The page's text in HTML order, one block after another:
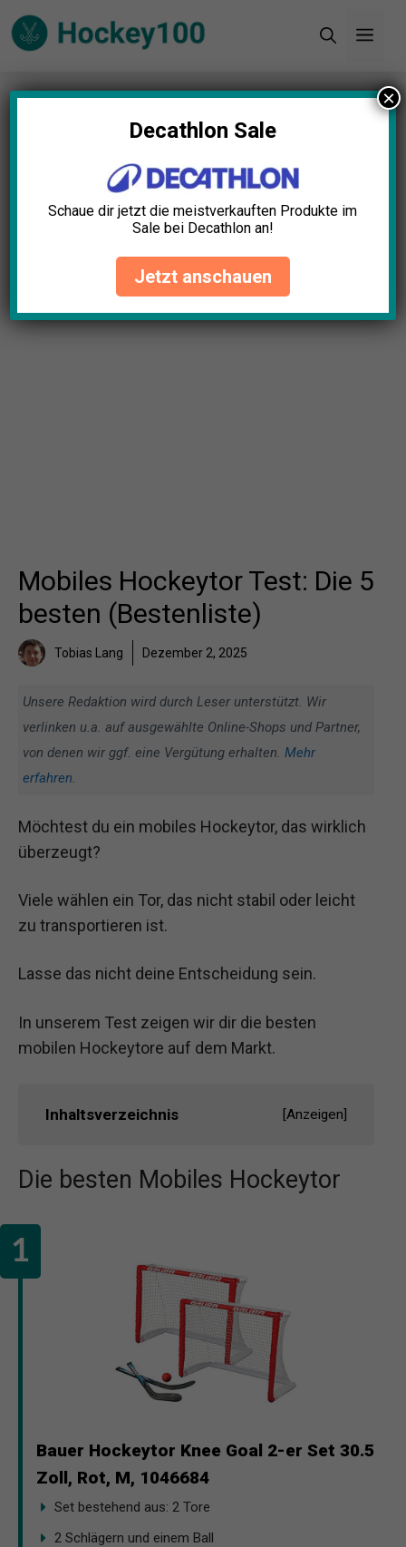
Zum
Inhalt
Startseite»Blog»Mobiles Hockeytor Test: Die 5
besten (Bestenliste)
Mobiles Hockeytor Test: Die 5
besten (Bestenliste)
Tobias Lang Dezember 2, 2025
Unsere Redaktion wird durch Leser unterstützt. Wir
verlinken u.a. auf ausgewählte Online-Shops und Partner,
von denen wir ggf. eine Vergütung erhalten. Mehr
erfahren.
Möchtest du ein mobiles Hockeytor, das wirklich
überzeugt?
Viele wählen ein Tor, das nicht stabil oder leicht
zu transportieren ist.
Lasse das nicht deine Entscheidung sein.
In unserem Test zeigen wir dir die besten
mobilen Hockeytore auf dem Markt.
Inhaltsverzeichnis [Anzeigen]
Die besten Mobiles Hockeytor
Bauer Hockeytor Knee Goal 2-er Set 30.5
Zoll, Rot, M, 1046684
Set bestehend aus: 2 Tore
2 Schlägern und einem Ball
Decathlon Sale
Schaue dir jetzt die meistverkauften Produkte im
Sale bei Decathlon an!
Jetzt anschauen
×